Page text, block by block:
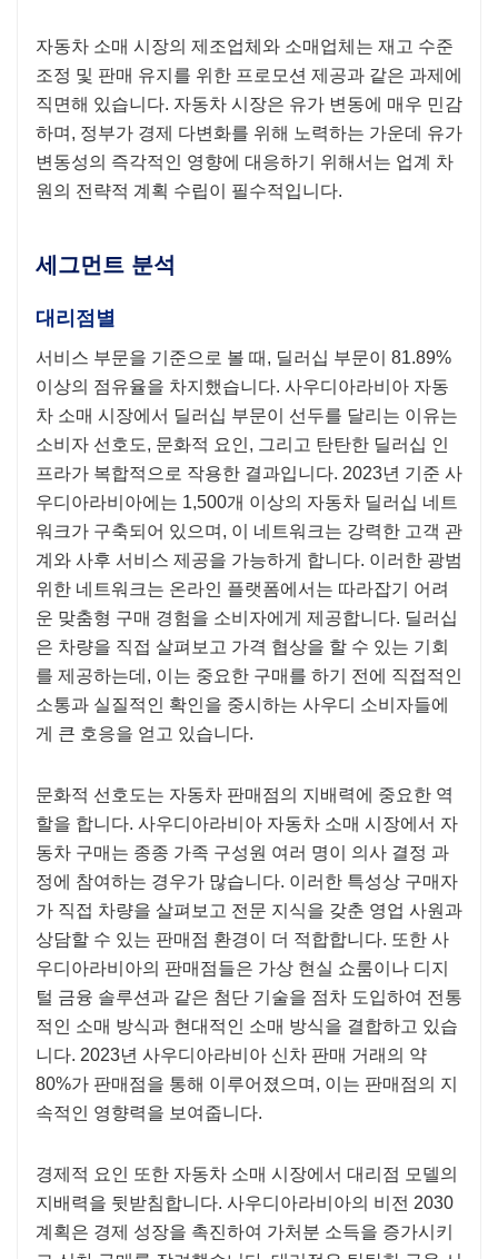
자동차 소매 시장의 제조업체와 소매업체는 재고 수준
조정 및 판매 유지를 위한 프로모션 제공과 같은 과제에
직면해 있습니다. 자동차 시장은 유가 변동에 매우 민감
하며, 정부가 경제 다변화를 위해 노력하는 가운데 유가
변동성의 즉각적인 영향에 대응하기 위해서는 업계 차
원의 전략적 계획 수립이 필수적입니다.
세그먼트 분석
대리점별
서비스 부문을 기준으로 볼 때, 딜러십 부문이 81.89%
이상의 점유율을 차지했습니다. 사우디아라비아 자동
차 소매 시장에서 딜러십 부문이 선두를 달리는 이유는
소비자 선호도, 문화적 요인, 그리고 탄탄한 딜러십 인
프라가 복합적으로 작용한 결과입니다. 2023년 기준 사
우디아라비아에는 1,500개 이상의 자동차 딜러십 네트
워크가 구축되어 있으며, 이 네트워크는 강력한 고객 관
계와 사후 서비스 제공을 가능하게 합니다. 이러한 광범
위한 네트워크는 온라인 플랫폼에서는 따라잡기 어려
운 맞춤형 구매 경험을 소비자에게 제공합니다. 딜러십
은 차량을 직접 살펴보고 가격 협상을 할 수 있는 기회
를 제공하는데, 이는 중요한 구매를 하기 전에 직접적인
소통과 실질적인 확인을 중시하는 사우디 소비자들에
게 큰 호응을 얻고 있습니다.
문화적 선호도는 자동차 판매점의 지배력에 중요한 역
할을 합니다. 사우디아라비아 자동차 소매 시장에서 자
동차 구매는 ​​종종 가족 구성원 여러 명이 의사 결정 과
정에 참여하는 경우가 많습니다. 이러한 특성상 구매자
가 직접 차량을 살펴보고 전문 지식을 갖춘 영업 사원과
상담할 수 있는 판매점 환경이 더 적합합니다. 또한 사
우디아라비아의 판매점들은 가상 현실 쇼룸이나 디지
털 금융 솔루션과 같은 첨단 기술을 점차 도입하여 전통
적인 소매 방식과 현대적인 소매 방식을 결합하고 있습
니다. 2023년 사우디아라비아 신차 판매 거래의 약
80%가 판매점을 통해 이루어졌으며, 이는 판매점의 지
속적인 영향력을 보여줍니다.
경제적 요인 또한 자동차 소매 시장에서 대리점 모델의
지배력을 뒷받침합니다. 사우디아라비아의 비전 2030
계획은 경제 성장을 촉진하여 가처분 소득을 증가시키